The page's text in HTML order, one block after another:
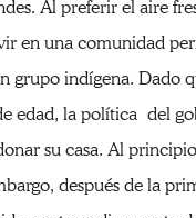
Al preferir el aire
en una comunidad
grupo indígena. Dado
edad, la política del
su casa. Al
después de la